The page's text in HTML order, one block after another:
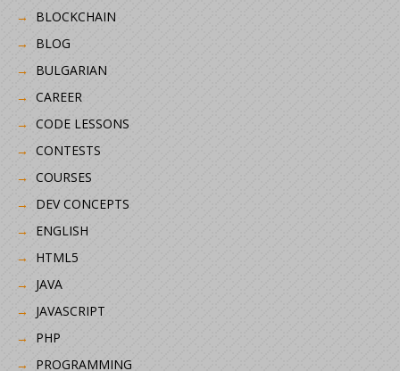
BLOCKCHAIN
BLOG
BULGARIAN
CAREER
CODE LESSONS
CONTESTS
COURSES
DEV CONCEPTS
ENGLISH
HTML5
JAVA
JAVASCRIPT
PHP
PROGRAMMING